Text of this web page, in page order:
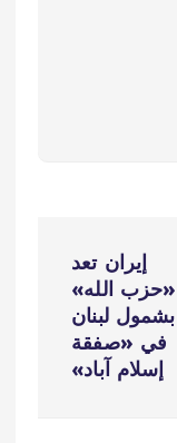
إيران تعد
«حزب الله»
بشمول لبنان
في «صفقة
إسلام آباد»